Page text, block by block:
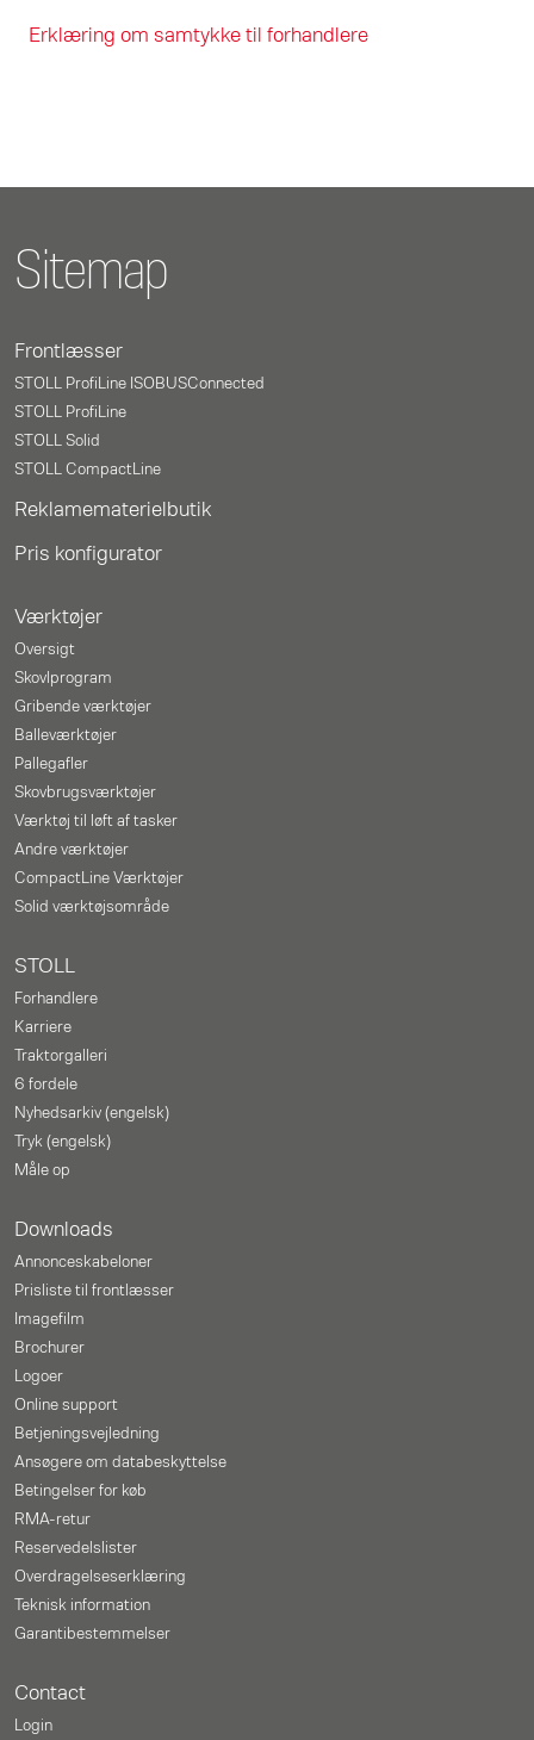
Erklæring om samtykke til forhandlere
Sitemap
Frontlæsser
STOLL ProfiLine ISOBUSConnected
STOLL ProfiLine
STOLL Solid
STOLL CompactLine
Reklamematerielbutik
Pris konfigurator
Værktøjer
Oversigt
Skovlprogram
Gribende værktøjer
Balleværktøjer
Pallegafler
Skovbrugsværktøjer
Værktøj til løft af tasker
Andre værktøjer
CompactLine Værktøjer
Solid værktøjsområde
STOLL
Forhandlere
Karriere
Traktorgalleri
6 fordele
Nyhedsarkiv (engelsk)
Tryk (engelsk)
Måle op
Downloads
Annonceskabeloner
Prisliste til frontlæsser
Imagefilm
Brochurer
Logoer
Online support
Betjeningsvejledning
Ansøgere om databeskyttelse
Betingelser for køb
RMA-retur
Reservedelslister
Overdragelseserklæring
Teknisk information
Garantibestemmelser
Contact
Login